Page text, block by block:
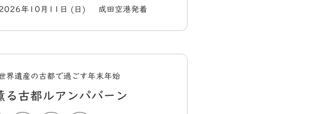
年10月11日 (日) 成田空港発着
界遺産の古都で過ごす年末年始
る古都ルアンパバーン